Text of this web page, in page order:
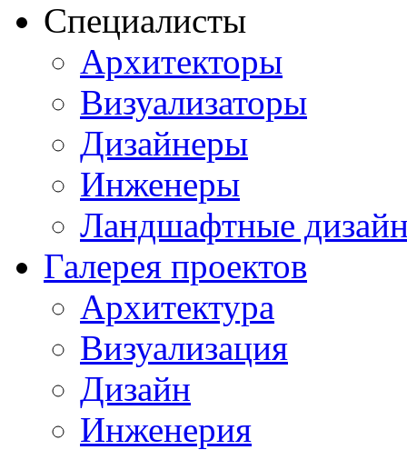
Специалисты
Архитекторы
Визуализаторы
Дизайнеры
Инженеры
Ландшафтные
Галерея проектов
Архитектура
Визуализация
Дизайн
Инженерия